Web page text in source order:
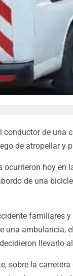
conductor de una
de atropellar y
ocurrieron hoy en
de una
familiares
una ambulancia,
llevarlo
sobre la